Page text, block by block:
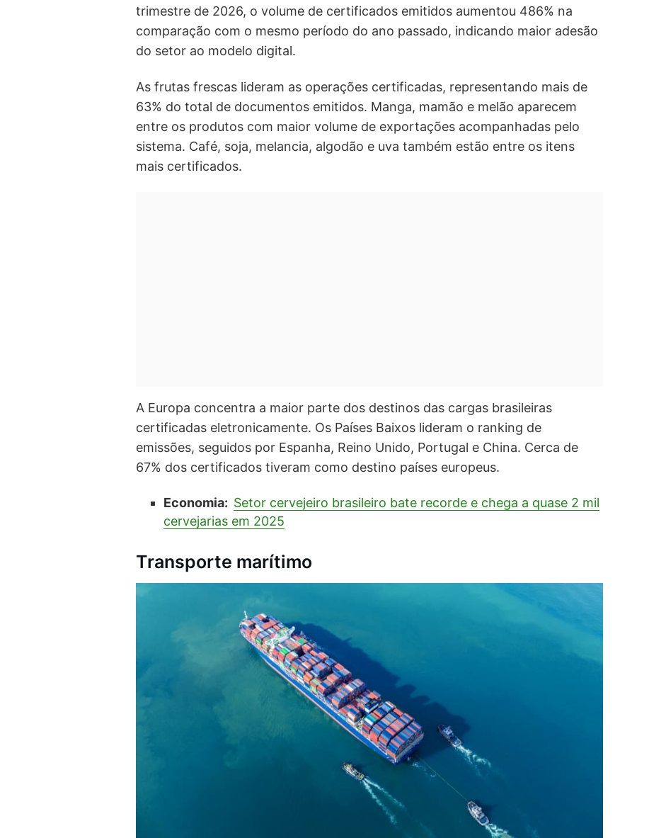
trimestre de 2026, o volume de certificados emitidos aumentou 486% na
comparação com o mesmo período do ano passado, indicando maior adesão
do setor ao modelo digital.
As frutas frescas lideram as operações certificadas, representando mais de
63% do total de documentos emitidos. Manga, mamão e melão aparecem
entre os produtos com maior volume de exportações acompanhadas pelo
sistema. Café, soja, melancia, algodão e uva também estão entre os itens
mais certificados.
A Europa concentra a maior parte dos destinos das cargas brasileiras
certificadas eletronicamente. Os Países Baixos lideram o ranking de
emissões, seguidos por Espanha, Reino Unido, Portugal e China. Cerca de
67% dos certificados tiveram como destino países europeus.
Economia: Setor cervejeiro brasileiro bate recorde e chega a quase 2 mil
cervejarias em 2025
Transporte marítimo